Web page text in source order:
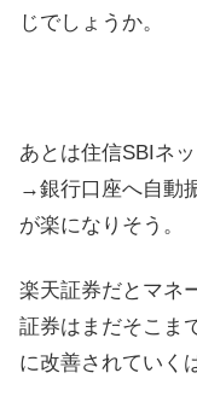
じでしょうか。
あとは住信SBIネ
→銀行口座へ自動
が楽になりそう。
楽天証券だとマネ
証券はまだそこま
に改善されていく